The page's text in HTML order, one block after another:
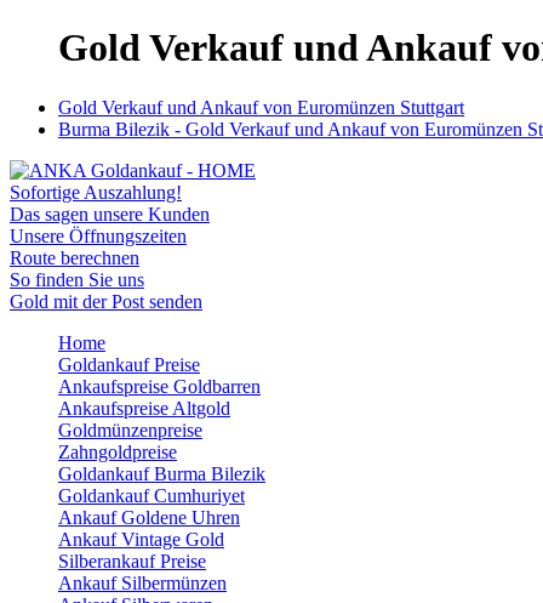
Gold Verkauf und Ankauf
Gold Verkauf und Ankauf von Euromünzen Stuttgart
Burma Bilezik - Gold Verkauf und Ankauf von Euromünzen
Sofortige Auszahlung!
Das sagen unsere Kunden
Unsere Öffnungszeiten
Route berechnen
So finden Sie uns
Gold mit der Post senden
Home
Goldankauf Preise
Ankaufspreise Goldbarren
Ankaufspreise Altgold
Goldmünzenpreise
Zahngoldpreise
Goldankauf Burma Bilezik
Goldankauf Cumhuriyet
Ankauf Goldene Uhren
Ankauf Vintage Gold
Silberankauf Preise
Ankauf Silbermünzen